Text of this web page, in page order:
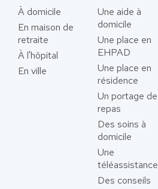
À domicile
En maison de
retraite
À l'hôpital
En ville
Une aide à
domicile
Une place en
EHPAD
Une place en
résidence
Un portage de
repas
Des soins à
domicile
Une
téléassistance
Des conseils